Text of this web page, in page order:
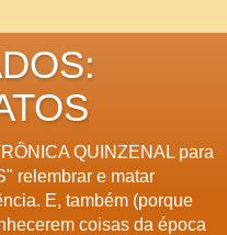
QUINZENAL para
relembrar e matar
E, também (porque
coisas da época